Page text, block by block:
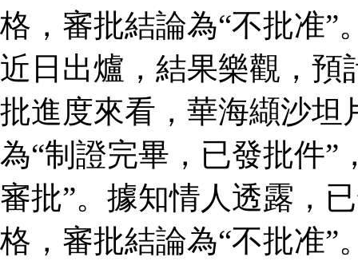
格，審批結論為“不批准”
近日出爐，結果樂觀，
批進度來看，華海纈沙坦
為“制證完畢，已發批件”
審批”。據知情人透露，
格，審批結論為“不批准”